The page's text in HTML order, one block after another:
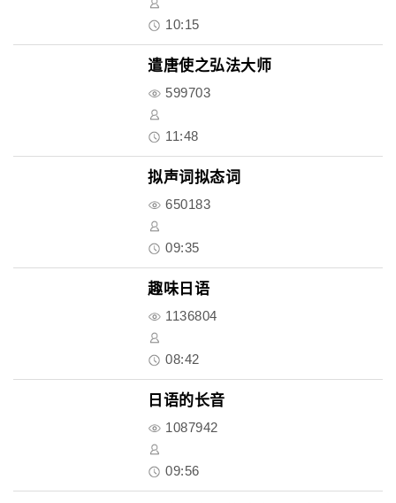
10:15
遣唐使之弘法大师
599703
11:48
拟声词拟态词
650183
09:35
趣味日语
1136804
08:42
日语的长音
1087942
09:56